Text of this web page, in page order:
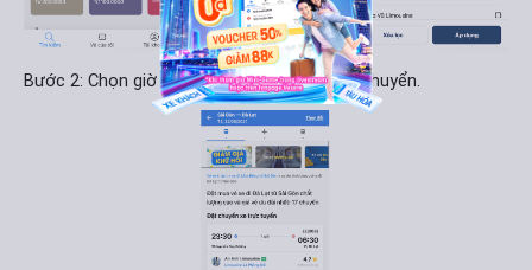
Bước 2: Chọn giờ đi phù hợp với nhu cầu di chuyển.